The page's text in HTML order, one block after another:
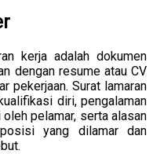
kerja adalah dokumen
dengan resume atau CV
pekerjaan. Surat lamaran
diri, pengalaman
pelamar, serta alasan
yang dilamar dan